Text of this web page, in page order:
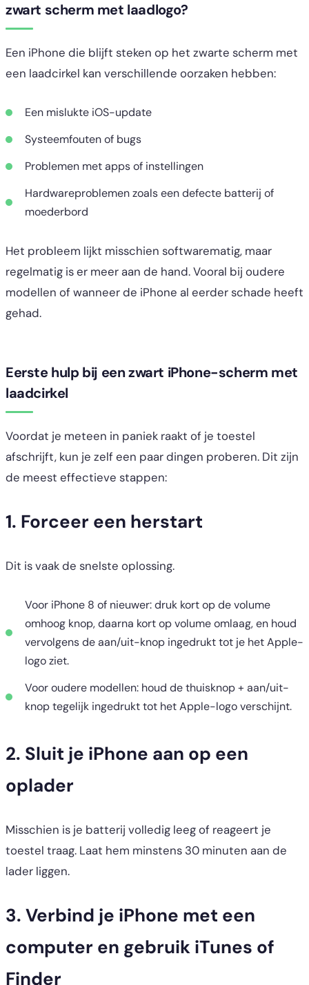
zwart scherm met laadlogo?
Een iPhone die blijft steken op het zwarte scherm met
een laadcirkel kan verschillende oorzaken hebben:
Een mislukte iOS-update
Systeemfouten of bugs
Problemen met apps of instellingen
Hardwareproblemen zoals een defecte batterij of
moederbord
Het probleem lijkt misschien softwarematig, maar
regelmatig is er meer aan de hand. Vooral bij oudere
modellen of wanneer de iPhone al eerder schade heeft
gehad.
Eerste hulp bij een zwart iPhone-scherm met
laadcirkel
Voordat je meteen in paniek raakt of je toestel
afschrijft, kun je zelf een paar dingen proberen. Dit zijn
de meest effectieve stappen:
1. Forceer een herstart
Dit is vaak de snelste oplossing.
Voor iPhone 8 of nieuwer: druk kort op de volume
omhoog knop, daarna kort op volume omlaag, en houd
vervolgens de aan/uit-knop ingedrukt tot je het Apple-
logo ziet.
Voor oudere modellen: houd de thuisknop + aan/uit-
knop tegelijk ingedrukt tot het Apple-logo verschijnt.
2. Sluit je iPhone aan op een
oplader
Misschien is je batterij volledig leeg of reageert je
toestel traag. Laat hem minstens 30 minuten aan de
lader liggen.
3. Verbind je iPhone met een
computer en gebruik iTunes of
Finder